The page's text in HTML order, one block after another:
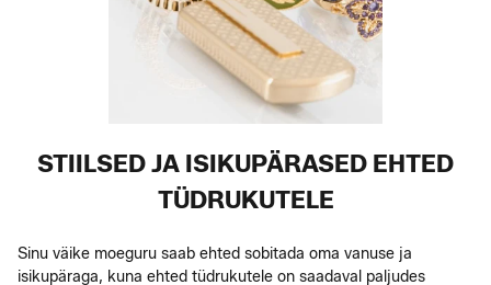
STIILSED JA ISIKUPÄRASED EHTED
TÜDRUKUTELE
Sinu väike moeguru saab ehted sobitada oma vanuse ja
isikupäraga, kuna ehted tüdrukutele on saadaval paljudes